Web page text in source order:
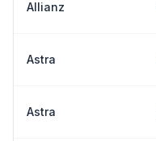
Allianz
Astra
Astra